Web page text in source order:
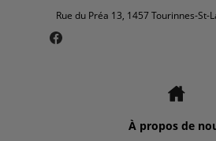
Rue du Préa 13, 1457 Tourinnes-St-
À propos de